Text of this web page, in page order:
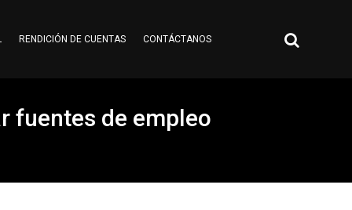
RENDICIÓN DE CUENTAS CONTÁCTANOS
fuentes de empleo